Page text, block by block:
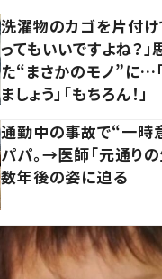
洗濯物のカゴを片付け
ってもいいですよね？
た“まさかのモノ”に…
ましょう」「もちろん！」
通勤中の事故で“一時
パパ。→医師「元通り
数年後の姿に迫る